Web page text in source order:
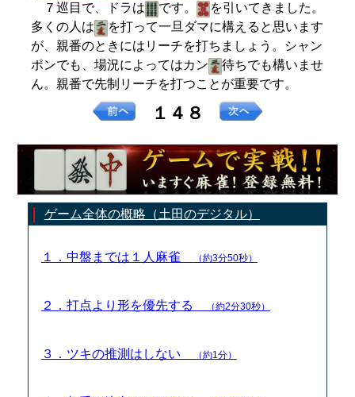
７巡目で、ドラは です。
を引いてきました。
多くの人は
を打って一旦ダマに構えると思います
が、親番のときにはリーチを打ちましょう。シャン
ポンでも、場況によってはカン
待ちでも構いませ
ん。親番で先制リーチを打つことが重要です。
１４８
ゲーム全体の概略（土田のデジタル）
１．中盤までは１人麻雀 （約3分50秒）
２．打点より形を優先する （約2分30秒）
３．ツキの推測はしない （約1分）